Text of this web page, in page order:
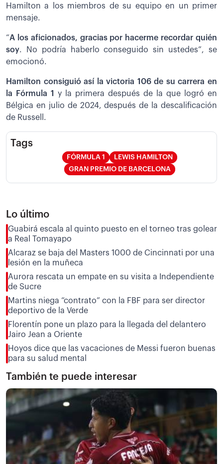
Hamilton a los miembros de su equipo en un primer
mensaje.
“A los aficionados, gracias por hacerme recordar quién
soy. No podría haberlo conseguido sin ustedes”, se
emocionó.
Hamilton consiguió así
la victoria 106 de su carrera en
la Fórmula 1
y la primera después de la que logró en
Bélgica en julio de 2024, después de la descalificación
de Russell.
Tags
FÓRMULA 1
LEWIS HAMILTON​​
GRAN PREMIO DE BARCELONA
Lo último
Guabirá escala al quinto puesto en el torneo tras golear
a Real Tomayapo
Alcaraz se baja del Masters 1000 de Cincinnati por una
lesión en la muñeca
Aurora rescata un empate en su visita a Independiente
de Sucre
Martins niega “contrato” con la FBF para ser director
deportivo de la Verde
Florentín pone un plazo para la llegada del delantero
Jairo Jean a Oriente
Hoyos dice que las vacaciones de Messi fueron buenas
para su salud mental
También te puede interesar